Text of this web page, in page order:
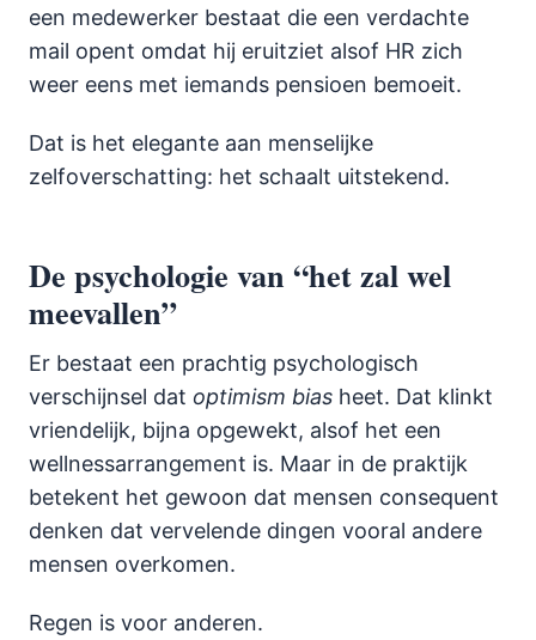
een medewerker bestaat die een verdachte
mail opent omdat hij eruitziet alsof HR zich
weer eens met iemands pensioen bemoeit.
Dat is het elegante aan menselijke
zelfoverschatting: het schaalt uitstekend.
De psychologie van “het zal wel
meevallen”
Er bestaat een prachtig psychologisch
verschijnsel dat optimism bias heet. Dat klinkt
vriendelijk, bijna opgewekt, alsof het een
wellnessarrangement is. Maar in de praktijk
betekent het gewoon dat mensen consequent
denken dat vervelende dingen vooral andere
mensen overkomen.
Regen is voor anderen.